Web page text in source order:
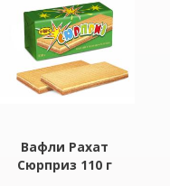
Вафли Рахат
Сюрприз 110 г